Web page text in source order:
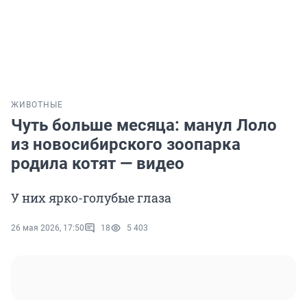
ЖИВОТНЫЕ
Чуть больше месяца: манул Лоло
из новосибирского зоопарка
родила котят — видео
У них ярко-голубые глаза
26 мая 2026, 17:50 18 5 403